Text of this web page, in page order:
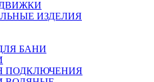
ИЗДЕЛИЯ
БАНИ
ПОДКЛЮЧЕНИЯ